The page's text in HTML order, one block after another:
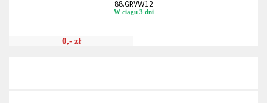
88.GRVW12
W ciągu 3 dni
0,- zł